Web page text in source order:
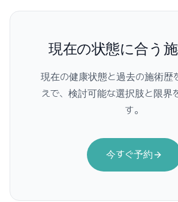
現在の状態に合う
現在の健康状態と過去の施術歴
えで、検討可能な選択肢と限界
す。
今すぐ予約